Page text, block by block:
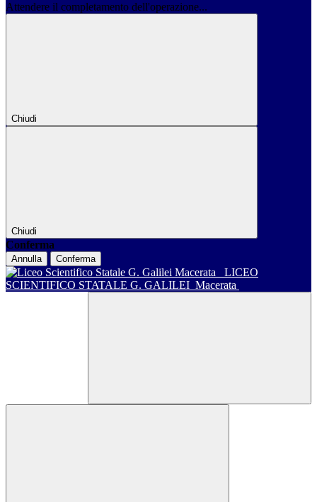
Attendere il completamento dell'operazione...
Chiudi
Chiudi
Conferma
Annulla Conferma
LICEO
SCIENTIFICO STATALE G. GALILEI Macerata